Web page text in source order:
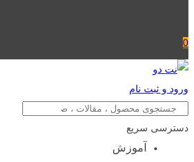
0
ورود و ثبت نام
دسترسی سریع
آموزش